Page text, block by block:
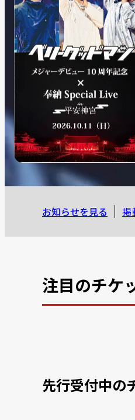
お知らせを見る 掲
注目のチケ
先行受付中の